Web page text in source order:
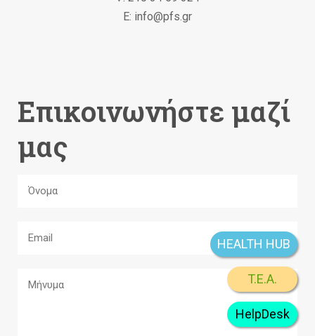
Ε: info@pfs.gr
Επικοινωνήστε μαζί
μας
HelpDesk
T.E.A.
HEALTH HUB